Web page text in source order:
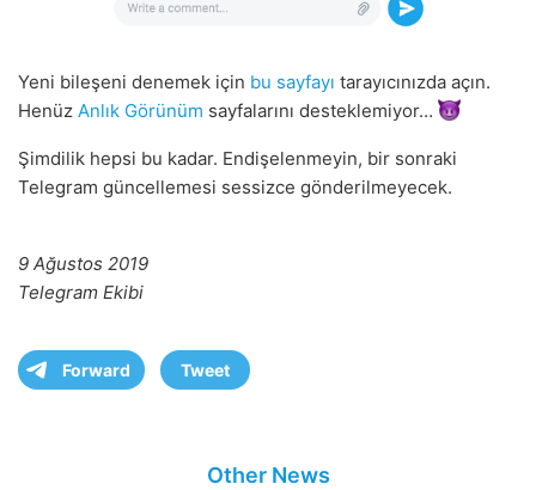
Yeni bileşeni denemek için bu sayfayı tarayıcınızda açın.
Henüz Anlık Görünüm sayfalarını desteklemiyor…
Şimdilik hepsi bu kadar. Endişelenmeyin, bir sonraki
Telegram güncellemesi sessizce gönderilmeyecek.
9 Ağustos 2019
Telegram Ekibi
Forward Tweet
Other News